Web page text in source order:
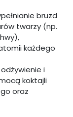
bruzd
twarzy (np.
każdego
i
koktajli
oraz